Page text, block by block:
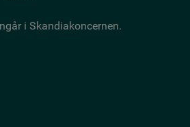
i Skandiakoncernen.